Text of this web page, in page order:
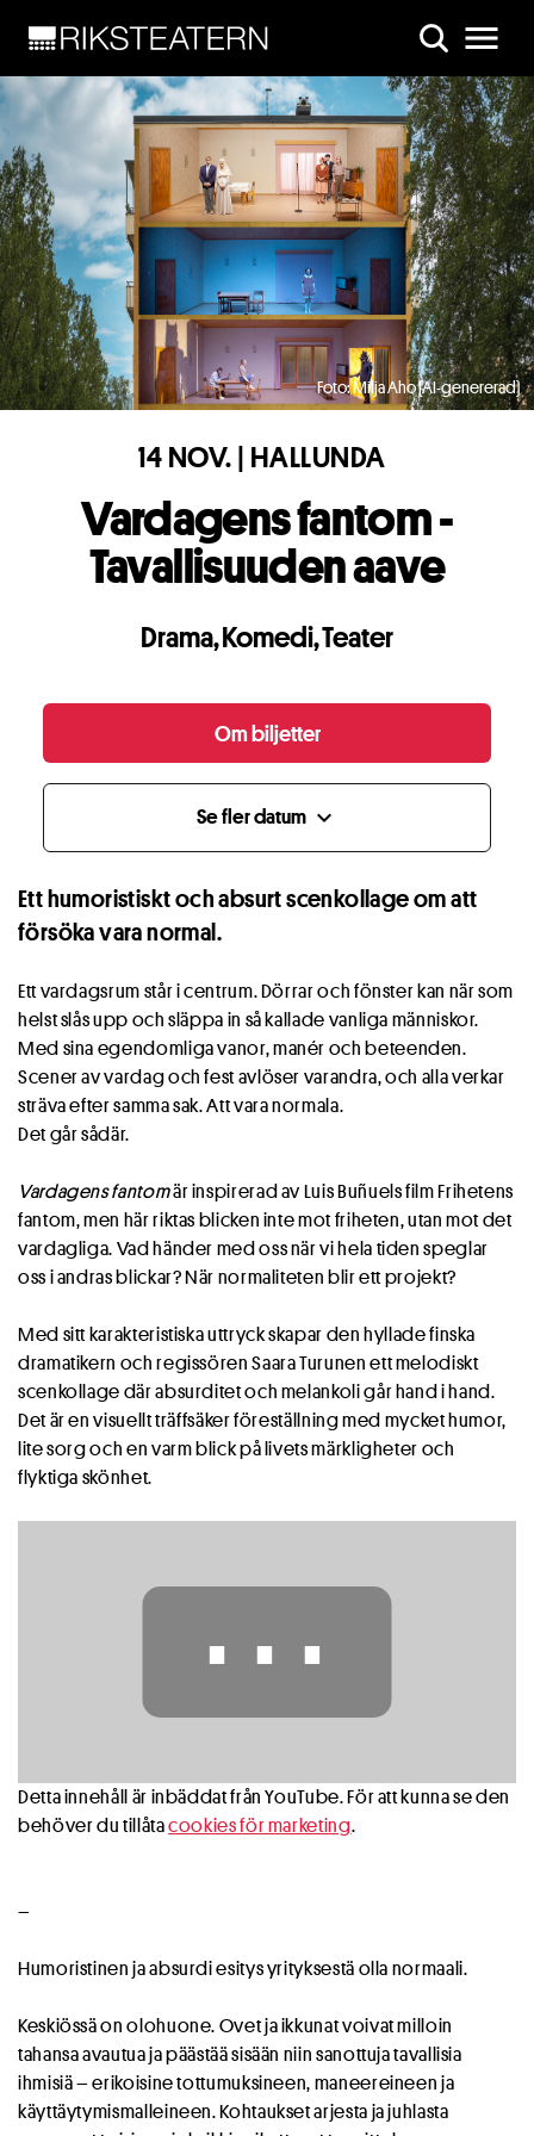
Foto: Milja Aho (AI-genererad)
14 NOV. | HALLUNDA
Vardagens fantom -
Tavallisuuden aave
Drama,Komedi,Teater
Om biljetter
Se fler datum expand_more
Ett humoristiskt och absurt scenkollage om att
försöka vara normal.
Ett vardagsrum står i centrum. Dörrar och fönster kan när som
helst slås upp och släppa in så kallade vanliga människor.
Med sina egendomliga vanor, manér och beteenden.
Scener av vardag och fest avlöser varandra, och alla verkar
sträva efter samma sak. Att vara normala.
Det går sådär.
Vardagens fantomär inspirerad av Luis Buñuels film Frihetens
fantom, men här riktas blicken inte mot friheten, utan mot det
vardagliga. Vad händer med oss när vi hela tiden speglar
oss i andras blickar? När normaliteten blir ett projekt?
Med sitt karakteristiska uttryck skapar den hyllade finska
dramatikern och regissören Saara Turunen ett melodiskt
scenkollage där absurditet och melankoli går hand i hand.
Det är en visuellt träffsäker föreställning med mycket humor,
lite sorg och en varm blick på livets märkligheter och
flyktiga skönhet.
⋯
Detta innehåll är inbäddat från YouTube. För att kunna se den
behöver du tillåtacookies för marketing.
–
Humoristinen ja absurdi esitys yrityksestä olla normaali.
Keskiössä on olohuone. Ovet ja ikkunat voivat milloin
tahansa avautua ja päästää sisään niin sanottuja tavallisia
ihmisiä – erikoisine tottumuksineen, maneereineen ja
käyttäytymismalleineen. Kohtaukset arjesta ja juhlasta